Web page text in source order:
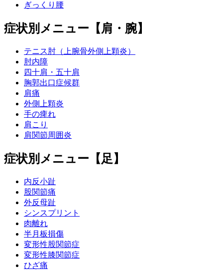
ぎっくり腰
症状別メニュー【肩・腕】
テニス肘（上腕骨外側上顆炎）
肘内障
四十肩・五十肩
胸郭出口症候群
肩痛
外側上顆炎
手の痺れ
肩こり
肩関節周囲炎
症状別メニュー【足】
内反小趾
股関節痛
外反母趾
シンスプリント
肉離れ
半月板損傷
変形性股関節症
変形性膝関節症
ひざ痛